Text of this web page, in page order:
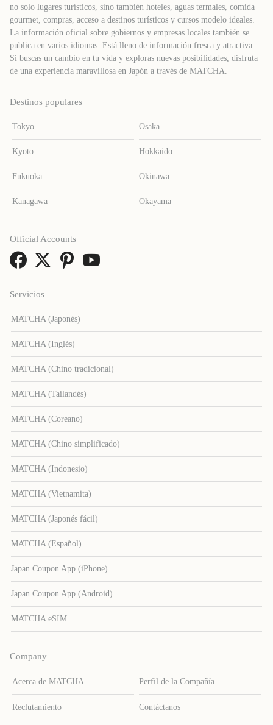
no solo lugares turísticos, sino también hoteles, aguas termales, comida
gourmet, compras, acceso a destinos turísticos y cursos modelo ideales.
La información oficial sobre gobiernos y empresas locales también se
publica en varios idiomas. Está lleno de información fresca y atractiva.
Si buscas un cambio en tu vida y exploras nuevas posibilidades, disfruta
de una experiencia maravillosa en Japón a través de MATCHA.
Destinos populares
Tokyo Osaka
Kyoto Hokkaido
Fukuoka Okinawa
Kanagawa Okayama
Servicios
MATCHA (Japonés)
MATCHA (Inglés)
MATCHA (Chino tradicional)
MATCHA (Tailandés)
MATCHA (Coreano)
MATCHA (Chino simplificado)
MATCHA (Indonesio)
MATCHA (Vietnamita)
MATCHA (Japonés fácil)
MATCHA (Español)
Japan Coupon App (iPhone)
Japan Coupon App (Android)
MATCHA eSIM
Company
Acerca de MATCHA Perfil de la Compañía
Reclutamiento Contáctanos
Official Accounts